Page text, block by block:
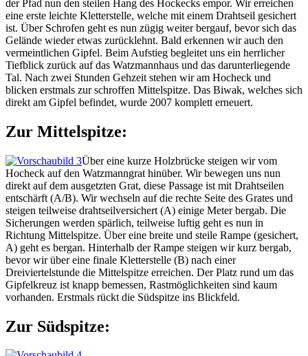
der Pfad nun den steilen Hang des Hockecks empor. Wir erreichen
eine erste leichte Kletterstelle, welche mit einem Drahtseil gesichert
ist. Über Schrofen geht es nun zügig weiter bergauf, bevor sich das
Gelände wieder etwas zurücklehnt. Bald erkennen wir auch den
vermeintlichen Gipfel. Beim Aufstieg begleitet uns ein herrlicher
Tiefblick zurück auf das Watzmannhaus und das darunterliegende
Tal. Nach zwei Stunden Gehzeit stehen wir am Hocheck und
blicken erstmals zur schroffen Mittelspitze. Das Biwak, welches sich
direkt am Gipfel befindet, wurde 2007 komplett erneuert.
Zur Mittelspitze:
Über eine kurze Holzbrücke steigen wir vom
Hocheck auf den Watzmanngrat hinüber. Wir bewegen uns nun
direkt auf dem ausgetzten Grat, diese Passage ist mit Drahtseilen
entschärft (A/B). Wir wechseln auf die rechte Seite des Grates und
steigen teilweise drahtseilversichert (A) einige Meter bergab. Die
Sicherungen werden spärlich, teilweise luftig geht es nun in
Richtung Mittelspitze. Über eine breite und steile Rampe (gesichert,
A) geht es bergan. Hinterhalb der Rampe steigen wir kurz bergab,
bevor wir über eine finale Kletterstelle (B) nach einer
Dreiviertelstunde die Mittelspitze erreichen. Der Platz rund um das
Gipfelkreuz ist knapp bemessen, Rastmöglichkeiten sind kaum
vorhanden. Erstmals rückt die Südspitze ins Blickfeld.
Zur Südspitze: